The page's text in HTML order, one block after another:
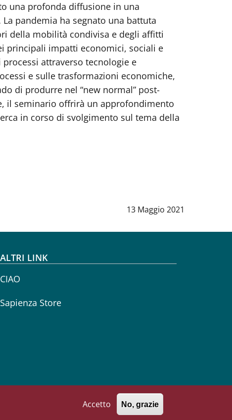
una profonda diffusione in una
pandemia ha segnato una battuta
della mobilità condivisa e degli affitti
principali impatti economici, sociali e
attraverso tecnologie e
e sulle trasformazioni economiche,
di produrre nel “new normal” post-
il seminario offrirà un approfondimento
in corso di svolgimento sul tema della
Data notizia:
13 Maggio 2021
ALTRI LINK
CIAO
Sapienza Store
Accetto No, grazie